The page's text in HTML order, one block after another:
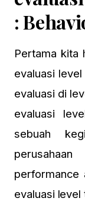
:
Pertama kita
evaluasi
evaluasi di
evaluasi
sebuah
performance
evaluasi level